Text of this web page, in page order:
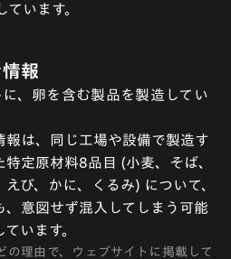
います。
報
、卵を含む製品を製造してい
報は、同じ工場や設備で製造す
定原材料8品目 (小麦、そば、
び、かに、くるみ) について、
、意図せず混入してしまう可能
います。
の理由で、ウェブサイトに掲載して